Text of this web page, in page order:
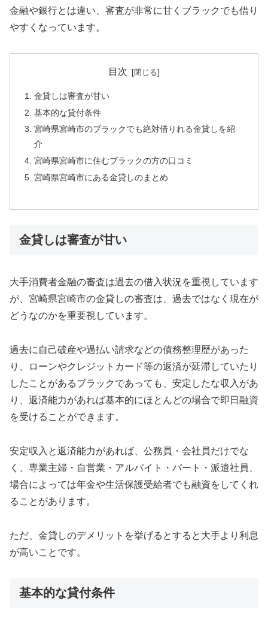
金融や銀行とは違い、審査が非常に甘くブラックでも借り
やすくなっています。
目次
金貸しは審査が甘い
基本的な貸付条件
宮崎県宮崎市のブラックでも絶対借りれる金貸しを紹
介
宮崎県宮崎市に住むブラックの方の口コミ
宮崎県宮崎市にある金貸しのまとめ
金貸しは審査が甘い
大手消費者金融の審査は過去の借入状況を重視しています
が、宮崎県宮崎市の金貸しの審査は、過去ではなく現在が
どうなのかを重要視しています。
過去に自己破産や過払い請求などの債務整理歴があった
り、ローンやクレジットカード等の返済が延滞していたり
したことがあるブラックであっても、安定したな収入があ
り、返済能力があれば基本的にほとんどの場合で即日融資
を受けることができます。
安定収入と返済能力があれば、公務員・会社員だけでな
く、専業主婦・自営業・アルバイト・パート・派遣社員、
場合によっては年金や生活保護受給者でも融資をしてくれ
ることがあります。
ただ、金貸しのデメリットを挙げるとすると大手より利息
が高いことです。
基本的な貸付条件